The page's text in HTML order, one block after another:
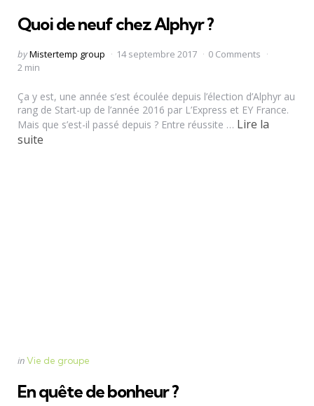
Quoi de neuf chez Alphyr ?
Posted
by
byMistertemp group 14 septembre 2017
0 Comments
2 min
Ça y est, une année s’est écoulée depuis l’élection d’Alphyr au
rang de Start-up de l’année 2016 par L’Express et EY France.
Mais que s’est-il passé depuis ? Entre réussite … Lire la
suite
Categories
Posted
inVie de groupe
En quête de bonheur ?